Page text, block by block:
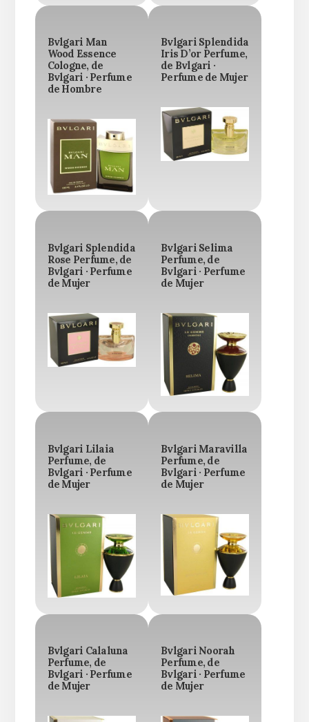
Bvlgari Man
Wood Essence
Cologne, de
Bvlgari · Perfume
de Hombre
Bvlgari Splendida
Iris D’or Perfume,
de Bvlgari ·
Perfume de Mujer
Bvlgari Splendida
Rose Perfume, de
Bvlgari · Perfume
de Mujer
Bvlgari Selima
Perfume, de
Bvlgari · Perfume
de Mujer
Bvlgari Lilaia
Perfume, de
Bvlgari · Perfume
de Mujer
Bvlgari Maravilla
Perfume, de
Bvlgari · Perfume
de Mujer
Bvlgari Calaluna
Perfume, de
Bvlgari · Perfume
de Mujer
Bvlgari Noorah
Perfume, de
Bvlgari · Perfume
de Mujer